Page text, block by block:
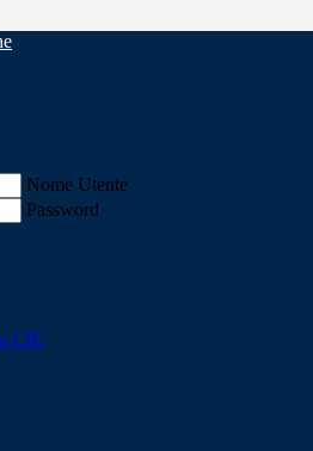
Nome Utente
Password
CIE